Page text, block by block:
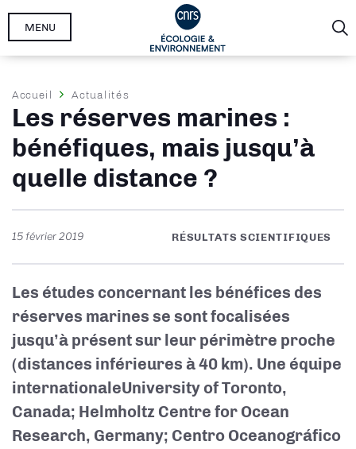
Aller
MENU
Fil
d'Ariane
Accueil Actualités
Les réserves marines :
bénéfiques, mais jusqu’à
quelle distance ?
15 février 2019 RÉSULTATS SCIENTIFIQUES
Les études concernant les bénéfices des
réserves marines se sont focalisées
jusqu’à présent sur leur périmètre proche
(distances inférieures à 40 km). Une équipe
internationaleUniversity of Toronto,
Canada; Helmholtz Centre for Ocean
Research, Germany; Centro Oceanográfico